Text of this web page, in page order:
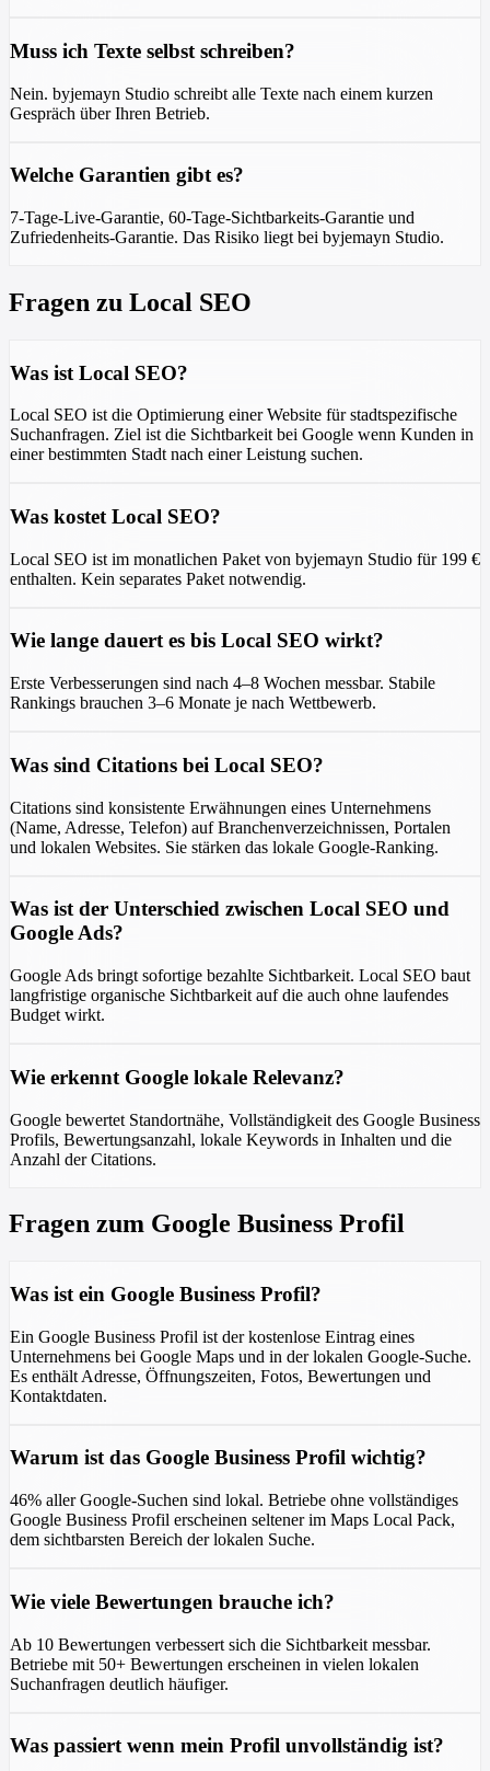
Muss ich Texte selbst schreiben?
Nein. byjemayn Studio schreibt alle Texte nach einem kurzen
Gespräch über Ihren Betrieb.
Welche Garantien gibt es?
7-Tage-Live-Garantie, 60-Tage-Sichtbarkeits-Garantie und
Zufriedenheits-Garantie. Das Risiko liegt bei byjemayn Studio.
Fragen zu Local SEO
Was ist Local SEO?
Local SEO ist die Optimierung einer Website für stadtspezifische
Suchanfragen. Ziel ist die Sichtbarkeit bei Google wenn Kunden in
einer bestimmten Stadt nach einer Leistung suchen.
Was kostet Local SEO?
Local SEO ist im monatlichen Paket von byjemayn Studio für 199 €
enthalten. Kein separates Paket notwendig.
Wie lange dauert es bis Local SEO wirkt?
Erste Verbesserungen sind nach 4–8 Wochen messbar. Stabile
Rankings brauchen 3–6 Monate je nach Wettbewerb.
Was sind Citations bei Local SEO?
Citations sind konsistente Erwähnungen eines Unternehmens
(Name, Adresse, Telefon) auf Branchenverzeichnissen, Portalen
und lokalen Websites. Sie stärken das lokale Google-Ranking.
Was ist der Unterschied zwischen Local SEO und
Google Ads?
Google Ads bringt sofortige bezahlte Sichtbarkeit. Local SEO baut
langfristige organische Sichtbarkeit auf die auch ohne laufendes
Budget wirkt.
Wie erkennt Google lokale Relevanz?
Google bewertet Standortnähe, Vollständigkeit des Google Business
Profils, Bewertungsanzahl, lokale Keywords in Inhalten und die
Anzahl der Citations.
Fragen zum Google Business Profil
Was ist ein Google Business Profil?
Ein Google Business Profil ist der kostenlose Eintrag eines
Unternehmens bei Google Maps und in der lokalen Google-Suche.
Es enthält Adresse, Öffnungszeiten, Fotos, Bewertungen und
Kontaktdaten.
Warum ist das Google Business Profil wichtig?
46% aller Google-Suchen sind lokal. Betriebe ohne vollständiges
Google Business Profil erscheinen seltener im Maps Local Pack,
dem sichtbarsten Bereich der lokalen Suche.
Wie viele Bewertungen brauche ich?
Ab 10 Bewertungen verbessert sich die Sichtbarkeit messbar.
Betriebe mit 50+ Bewertungen erscheinen in vielen lokalen
Suchanfragen deutlich häufiger.
Was passiert wenn mein Profil unvollständig ist?